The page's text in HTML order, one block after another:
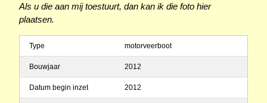
Als u die aan mij toestuurt, dan kan ik die foto hier
plaatsen.
Type motorveerboot
Bouwjaar 2012
Datum begin inzet 2012